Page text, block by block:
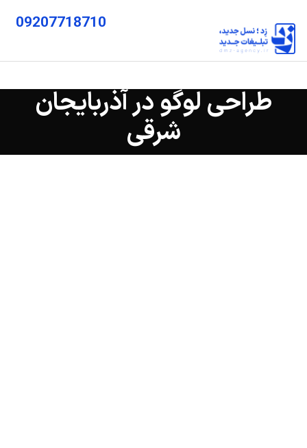
09207718710
طراحی لوگو در آذربایجان
شرقی